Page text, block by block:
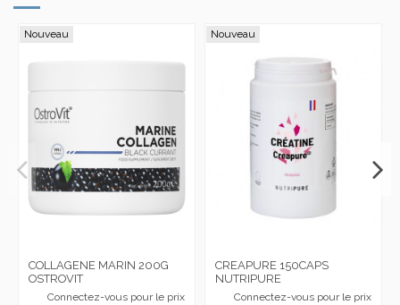
Nouveau
COLLAGENE MARIN 200G
OSTROVIT
Connectez-vous pour le prix
Nouveau
CREAPURE 150CAPS
NUTRIPURE
Connectez-vous pour le prix